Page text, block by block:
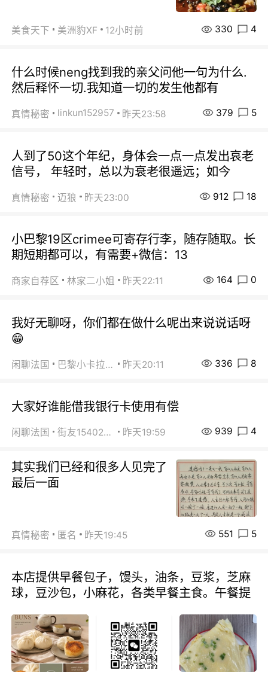
美食天下 美洲豹XF 12小时前 330 4
什么时候neng找到我的亲父问他一句为什么.
然后释怀一切.我知道一切的发生他都有
真情秘密 linkun152957 昨天23:58 379 5
人到了50这个年纪，身体会一点一点发出哀老
信号， 年轻时，总以为衰老很遥远；如今
真情秘密 迈狼 昨天23:00 912 18
小巴黎19区crimee可寄存行李，随存随取。长
期短期都可以，有需要+微信：13
商家自荐区 林家二小姐 昨天22:11 164 0
我好无聊呀，你们都在做什么呢出来说说话呀
😁
闲聊法国 巴黎小卡拉咪 昨天20:11 336 8
大家好谁能借我银行卡使用有偿
闲聊法国 街友15402223 昨天19:59 939 4
其实我们已经和很多人见完了
最后一面
真情秘密 匿名 昨天19:45 551 5
本店提供早餐包子，馒头，油条，豆浆，芝麻
球，豆沙包，小麻花，各类早餐主食。午餐提